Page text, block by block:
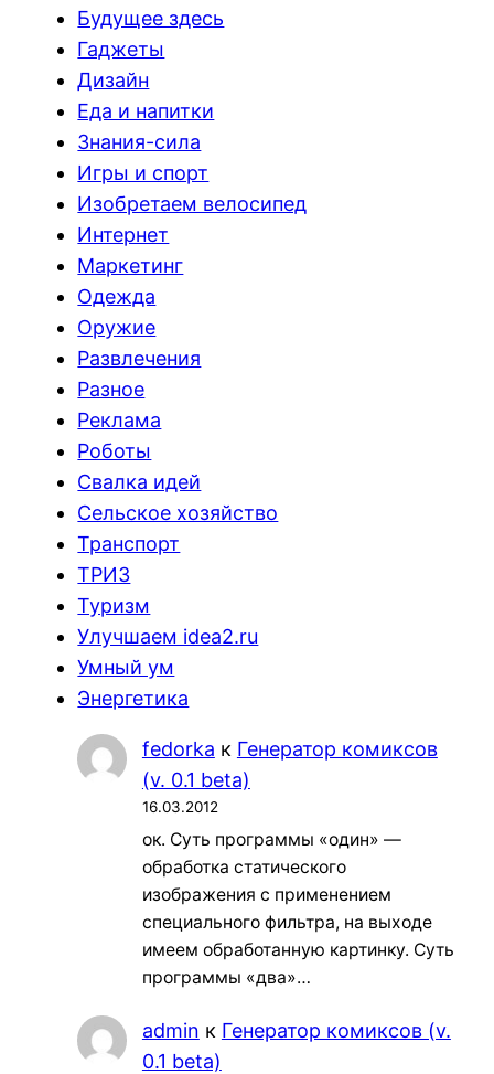
Будущее здесь
Гаджеты
Дизайн
Еда и напитки
Знания-сила
Игры и спорт
Изобретаем велосипед
Интернет
Маркетинг
Одежда
Оружие
Развлечения
Разное
Реклама
Роботы
Свалка идей
Сельское хозяйство
Транспорт
ТРИЗ
Туризм
Улучшаем idea2.ru
Умный ум
Энергетика
fedorka к Генератор комиксов
(v. 0.1 beta)
16.03.2012
ок. Суть программы «один» —
обработка статического
изображения с применением
специального фильтра, на выходе
имеем обработанную картинку. Суть
программы «два»…
admin к Генератор комиксов (v.
0.1 beta)